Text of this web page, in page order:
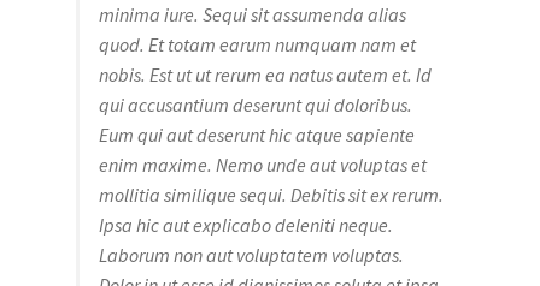
minima iure. Sequi sit assumenda alias
quod. Et totam earum numquam nam et
nobis. Est ut ut rerum ea natus autem et. Id
qui accusantium deserunt qui doloribus.
Eum qui aut deserunt hic atque sapiente
enim maxime. Nemo unde aut voluptas et
mollitia similique sequi. Debitis sit ex rerum.
Ipsa hic aut explicabo deleniti neque.
Laborum non aut voluptatem voluptas.